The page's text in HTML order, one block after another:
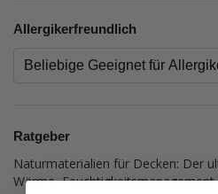
Allergikerfreundlich
Ratgeber
Naturmaterialien für Decken: Der
Wärme,